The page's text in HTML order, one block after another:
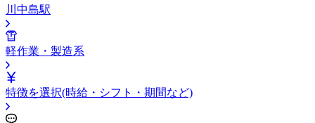
川中島駅
軽作業・製造系
特徴を選択(時給・シフト・期間など)